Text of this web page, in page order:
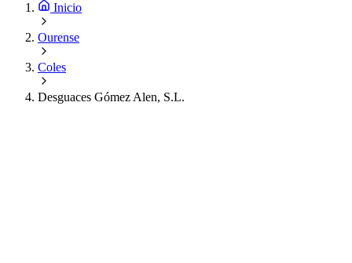
Inicio
Ourense
Coles
Desguaces Gómez Alen, S.L.